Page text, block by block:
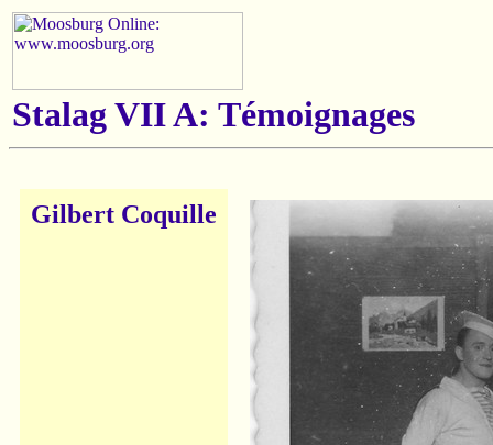
Stalag VII A: Témoignages
Gilbert Coquille